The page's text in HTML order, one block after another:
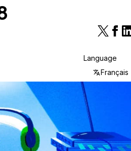
Language
Français